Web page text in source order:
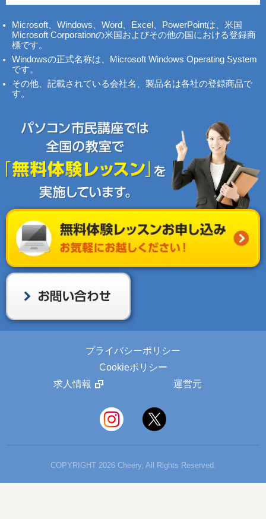
Microsoft、Windows、Word、Excel、PowerPointは、米国
Microsoft Corporationの米国およびその他の国における登録商
標です。
Windowsの正式名称は、Microsoft Windows Operating System
です。
その他、記載されている会社名、製品名は各社の登録商品で
す。
プライバシーポリシー
Cookieポリシー
求人情報
運営元
COPYRIGHT 2026 Cheery, All Rights Reserved.